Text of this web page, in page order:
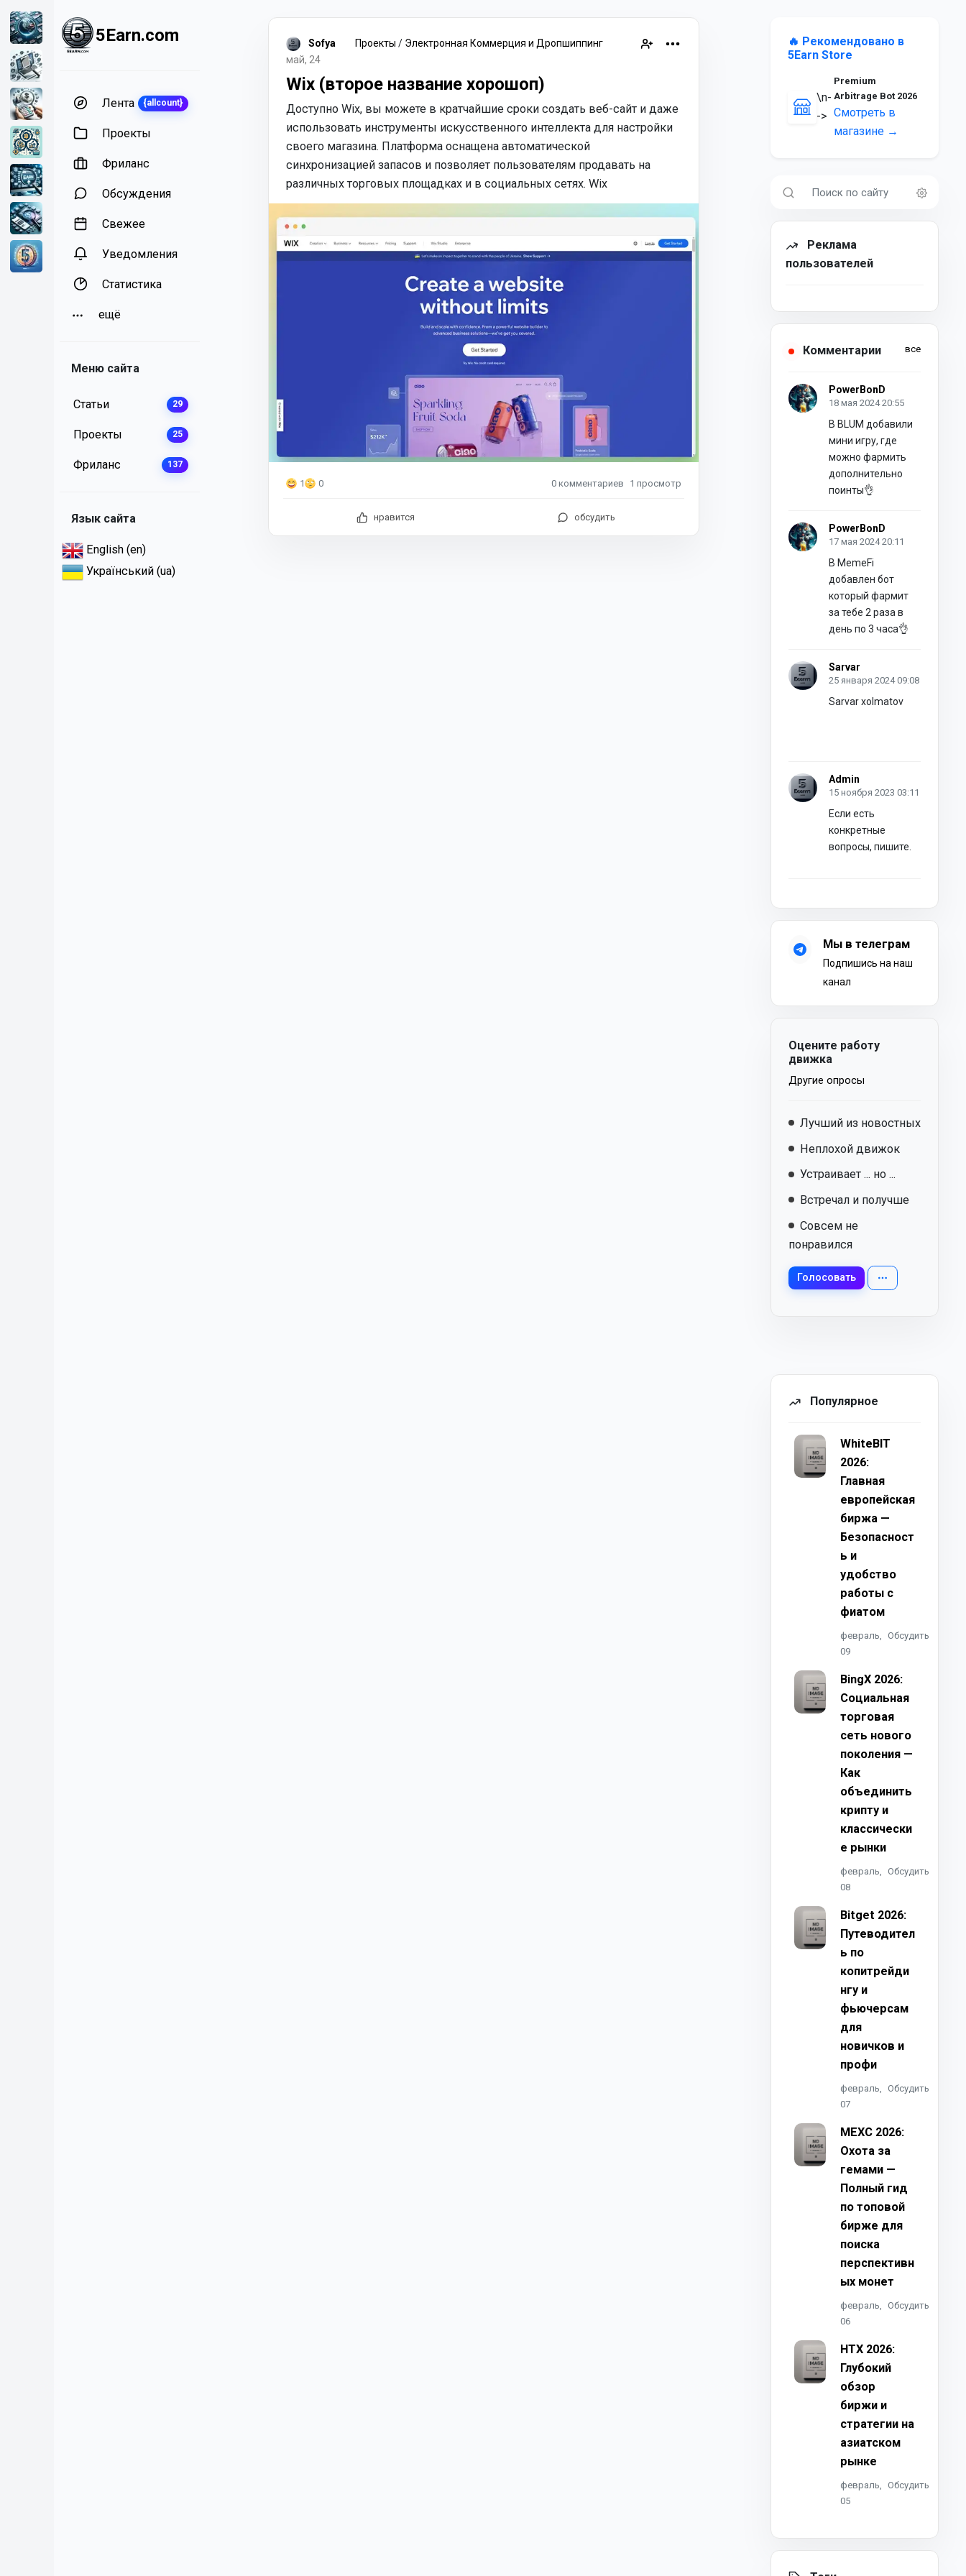
5Earn.com
Лента {allcount}
Проекты
Фриланс
Обсуждения
Свежее
Уведомления
Статистика
ещё
Меню сайта
Статьи 29
Проекты 25
Фриланс 137
Язык сайта
English (en)
Український (ua)
Sofya Проекты / Электронная Коммерция и Дропшиппинг
май, 24
Wix (второе название хорошоп)
Доступно Wix, вы можете в кратчайшие сроки создать веб-сайт и даже
использовать инструменты искусственного интеллекта для настройки
своего магазина. Платформа оснащена автоматической
синхронизацией запасов и позволяет пользователям продавать на
различных торговых площадках и в социальных сетях. Wix
1 0 0 комментариев 1 просмотр
нравится обсудить
🔥 Рекомендовано в
5Earn Store
\n-
->
Premium
Arbitrage Bot 2026
Смотреть в
магазине →
Реклама
пользователей
Комментарии все
PowerBonD
18 мая 2024 20:55
В BLUM добавили
мини игру, где
можно фармить
дополнительно
поинты👌
PowerBonD
17 мая 2024 20:11
В MemeFi
добавлен бот
который фармит
за тебе 2 раза в
день по 3 часа👌
Sarvar
25 января 2024 09:08
Sarvar xolmatov
Admin
15 ноября 2023 03:11
Если есть
конкретные
вопросы, пишите.
Мы в телеграм
Подпишись на наш
канал
Оцените работу
движка
Другие опросы
Лучший из новостных
Неплохой движок
Устраивает ... но ...
Встречал и получше
Совсем не
понравился
Голосовать
Популярное
WhiteBIT
2026:
Главная
европейская
биржа —
Безопасност
ь и
удобство
работы с
фиатом
февраль,
09
Обсудить
BingX 2026:
Социальная
торговая
сеть нового
поколения —
Как
объединить
крипту и
классически
е рынки
февраль,
08
Обсудить
Bitget 2026:
Путеводител
ь по
копитрейди
нгу и
фьючерсам
для
новичков и
профи
февраль,
07
Обсудить
MEXC 2026:
Охота за
гемами —
Полный гид
по топовой
бирже для
поиска
перспективн
ых монет
февраль,
06
Обсудить
HTX 2026:
Глубокий
обзор
биржи и
стратегии на
азиатском
рынке
февраль,
05
Обсудить